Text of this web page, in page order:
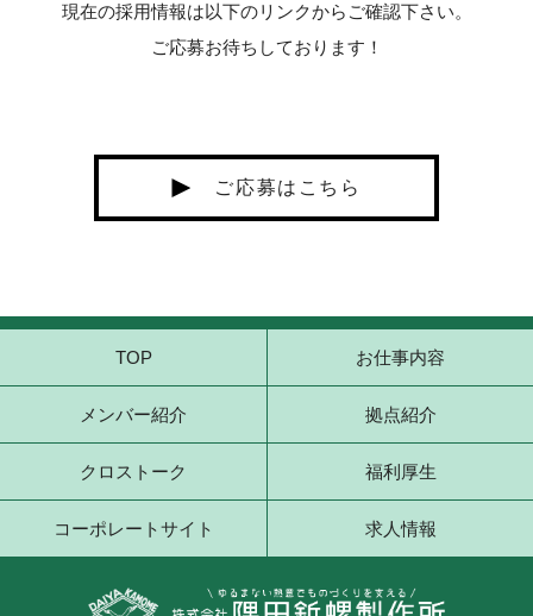
現在の採用情報は以下のリンクからご確認下さい。
ご応募お待ちしております！
ご応募はこちら
TOP お仕事内容
メンバー紹介 拠点紹介
クロストーク 福利厚生
コーポレートサイト 求人情報